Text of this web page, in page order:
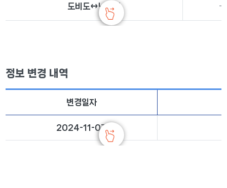
도비도↔난지도 -
정보 변경 내역
변경일자
2024-11-07